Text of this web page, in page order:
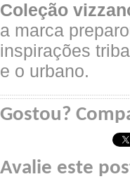
Coleção
a marca
inspirações
e o urbano.
Gostou?
Avalie este